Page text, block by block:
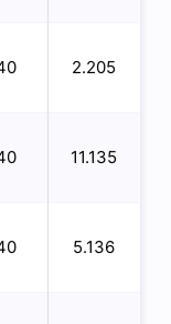
2.205
11.135
5.136